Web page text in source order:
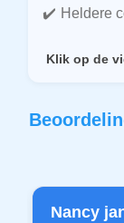
Heldere
Klik op de
Nancy